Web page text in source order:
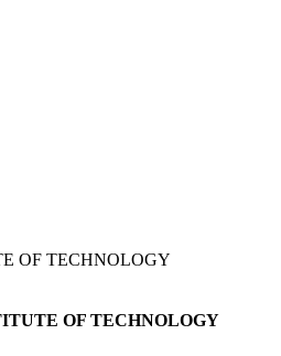
OF TECHNOLOGY
OF TECHNOLOGY